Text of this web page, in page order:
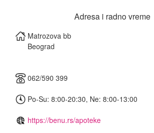
Adresa i radno vreme
Matrozova bb
Beograd
062/590 399
Po-Su: 8:00-20:30, Ne: 8:00-13:00
https://benu.rs/apoteke